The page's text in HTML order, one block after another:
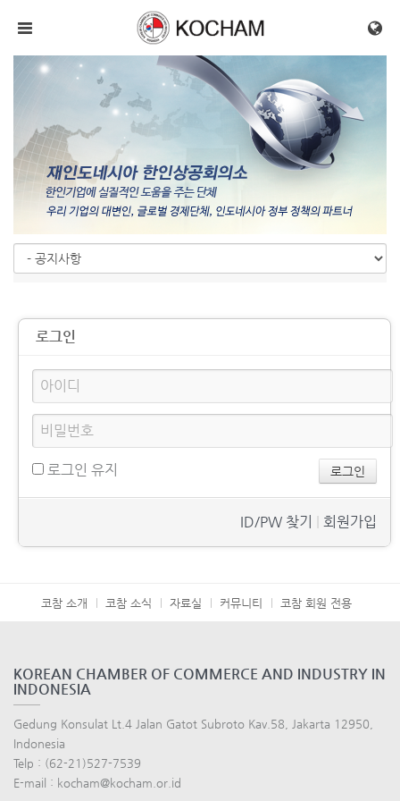
메뉴 건너뛰기
로그인
로그인 유지
ID/PW 찾기 | 회원가입
코참 소개 코참 소식 자료실 커뮤니티 코참 회원 전용
KOREAN CHAMBER OF COMMERCE AND INDUSTRY IN
INDONESIA
Gedung Konsulat Lt.4 Jalan Gatot Subroto Kav.58, Jakarta 12950,
Indonesia
Telp : (62-21)527-7539
E-mail : kocham@kocham.or.id